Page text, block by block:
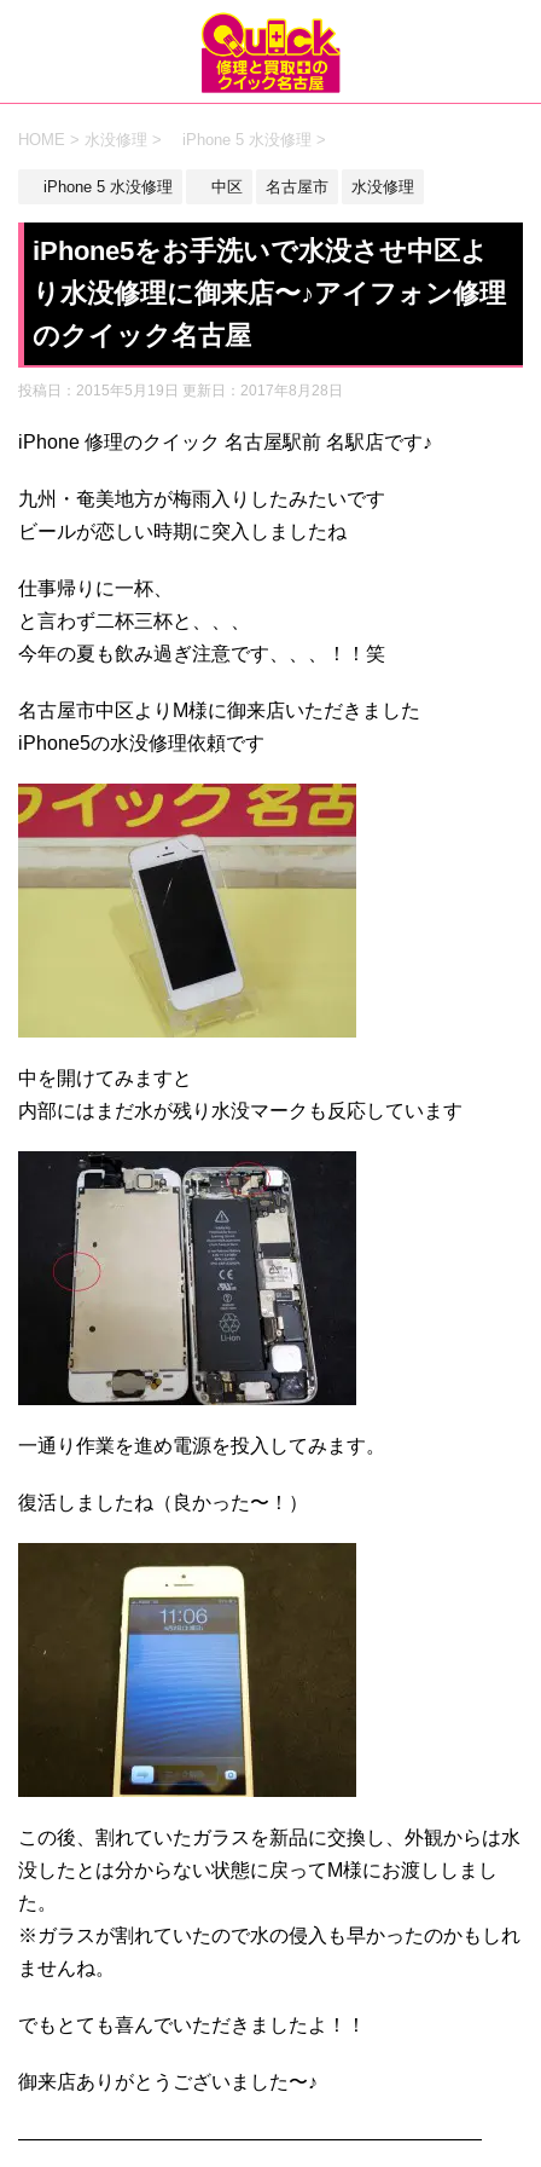
HOME > 水没修理 > iPhone 5 水没修理 >
iPhone 5 水没修理 中区 名古屋市 水没修理
iPhone5をお手洗いで水没させ中区よ
り水没修理に御来店〜♪アイフォン修理
のクイック名古屋
投稿日：2015年5月19日 更新日： 2017年8月28日
iPhone 修理のクイック 名古屋駅前 名駅店です♪
九州・奄美地方が梅雨入りしたみたいです
ビールが恋しい時期に突入しましたね
仕事帰りに一杯、
と言わず二杯三杯と、、、
今年の夏も飲み過ぎ注意です、、、！！笑
名古屋市中区よりM様に御来店いただきました
iPhone5の水没修理依頼です
中を開けてみますと
内部にはまだ水が残り水没マークも反応しています
一通り作業を進め電源を投入してみます。
復活しましたね（良かった〜！）
この後、割れていたガラスを新品に交換し、外観からは水
没したとは分からない状態に戻ってM様にお渡ししまし
た。
※ガラスが割れていたので水の侵入も早かったのかもしれ
ませんね。
でもとても喜んでいただきましたよ！！
御来店ありがとうございました〜♪
————————————————————————